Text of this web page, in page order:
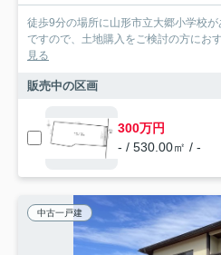
徒歩9分の場所に山形市立大郷小学校
ですので、土地購入をご検討の方にお
見る
販売中の区画
300万円
- / 530.00㎡ / -
中古一戸建